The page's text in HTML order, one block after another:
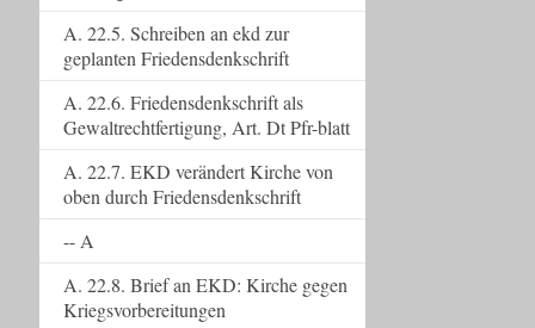
A. 22.5. Schreiben an ekd zur
geplanten Friedensdenkschrift
A. 22.6. Friedensdenkschrift als
Gewaltrechtfertigung, Art. Dt Pfr-blatt
A. 22.7. EKD verändert Kirche von
oben durch Friedensdenkschrift
-- A
A. 22.8. Brief an EKD: Kirche gegen
Kriegsvorbereitungen